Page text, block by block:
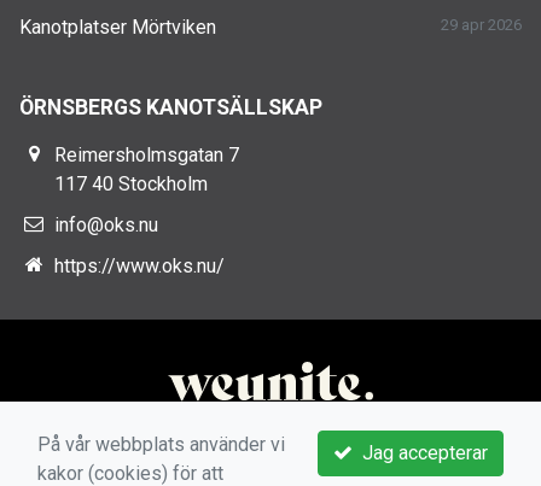
Kanotplatser Mörtviken 29 apr 2026
ÖRNSBERGS KANOTSÄLLSKAP
Reimersholmsgatan 7
117 40 Stockholm
info@oks.nu
https://www.oks.nu/
Jag accepterar
På vår webbplats använder vi
kakor (cookies) för att